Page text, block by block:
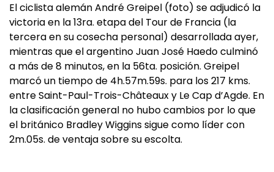
El ciclista alemán André Greipel (foto) se adjudicó la
victoria en la 13ra. etapa del Tour de Francia (la
tercera en su cosecha personal) desarrollada ayer,
mientras que el argentino Juan José Haedo culminó
a más de 8 minutos, en la 56ta. posición. Greipel
marcó un tiempo de 4h.57m.59s. para los 217 kms.
entre Saint-Paul-Trois-Châteaux y Le Cap d’Agde. En
la clasificación general no hubo cambios por lo que
el británico Bradley Wiggins sigue como líder con
2m.05s. de ventaja sobre su escolta.